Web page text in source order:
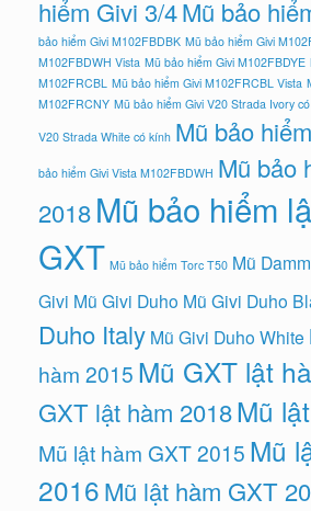
hiểm Givi 3/4Mũ bảo
bảo hiểm Givi M102FBDBK Mũ bảo hiểm Givi
M102FBDWH Vista Mũ bảo hiểm Givi M102FBDYE
M102FRCBL Mũ bảo hiểm Givi M102FRCBL Vista
M102FRCNY Mũ bảo hiểm Givi V20 Strada Ivory
V20 Strada White có kính Mũ bảo
bảo hiểm Givi Vista M102FBDWH Mũ bảo
2018Mũ bảo hiểm
GXT Mũ bảo hiểm Torc T50 Mũ
Givi Mũ Givi Duho Mũ Givi Duho
Duho Italy Mũ Givi Duho White
hàm 2015 Mũ GXT lật
GXT lật hàm 2018Mũ
Mũ lật hàm GXT 2015 Mũ
2016Mũ lật hàm GXT